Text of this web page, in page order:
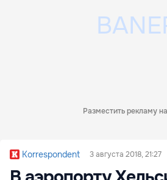
Разместить рекламу
Korrespondent 3 августа 2018, 21:27